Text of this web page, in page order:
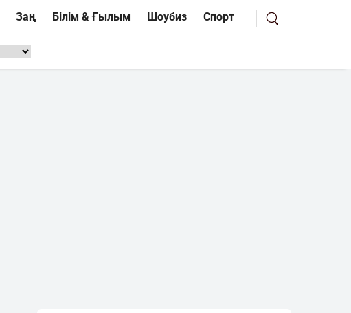
Заң Білім & Ғылым Шоубиз Спорт